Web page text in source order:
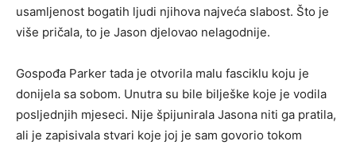
usamljenost bogatih ljudi njihova najveća slabost. Što je
više pričala, to je Jason djelovao nelagodnije.
Gospođa Parker tada je otvorila malu fasciklu koju je
donijela sa sobom. Unutra su bile bilješke koje je vodila
posljednjih mjeseci. Nije špijunirala Jasona niti ga pratila,
ali je zapisivala stvari koje joj je sam govorio tokom